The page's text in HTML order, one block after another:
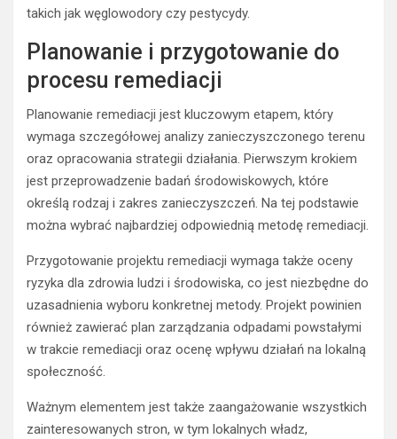
takich jak węglowodory czy pestycydy.
Planowanie i przygotowanie do
procesu remediacji
Planowanie remediacji jest kluczowym etapem, który
wymaga szczegółowej analizy zanieczyszczonego terenu
oraz opracowania strategii działania. Pierwszym krokiem
jest przeprowadzenie badań środowiskowych, które
określą rodzaj i zakres zanieczyszczeń. Na tej podstawie
można wybrać najbardziej odpowiednią metodę remediacji.
Przygotowanie projektu remediacji wymaga także oceny
ryzyka dla zdrowia ludzi i środowiska, co jest niezbędne do
uzasadnienia wyboru konkretnej metody. Projekt powinien
również zawierać plan zarządzania odpadami powstałymi
w trakcie remediacji oraz ocenę wpływu działań na lokalną
społeczność.
Ważnym elementem jest także zaangażowanie wszystkich
zainteresowanych stron, w tym lokalnych władz,